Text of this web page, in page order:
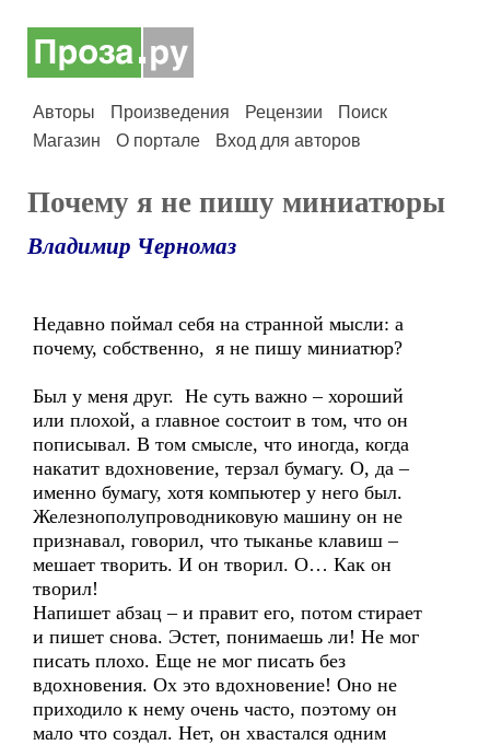
Авторы Произведения Рецензии
Поиск
Магазин
О портале Вход для авторов
Почему я не пишу миниатюры
Владимир Черномаз
Недавно поймал себя на странной мысли: а
почему, собственно, я не пишу миниатюр?
Был у меня друг. Не суть важно – хороший
или плохой, а главное состоит в том, что он
пописывал. В том смысле, что иногда, когда
накатит вдохновение, терзал бумагу. О, да –
именно бумагу, хотя компьютер у него был.
Железнополупроводниковую машину он не
признавал, говорил, что тыканье клавиш –
мешает творить. И он творил. О… Как он
творил!
Напишет абзац – и правит его, потом стирает
и пишет снова. Эстет, понимаешь ли! Не мог
писать плохо. Еще не мог писать без
вдохновения. Ох это вдохновение! Оно не
приходило к нему очень часто, поэтому он
мало что создал. Нет, он хвастался одним